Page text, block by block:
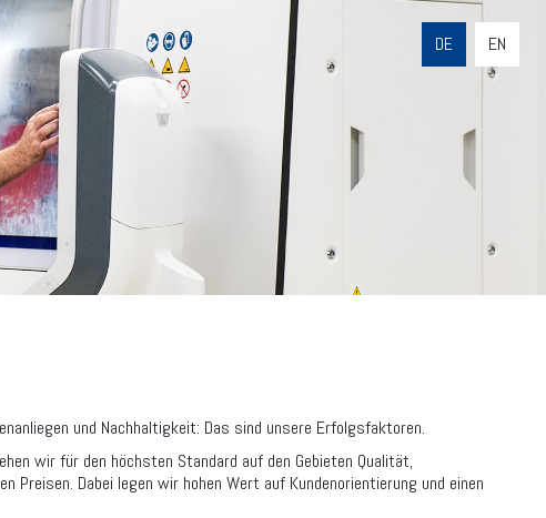
DE EN
und Nachhaltigkeit: Das sind unsere Erfolgsfaktoren.
wir für den höchsten Standard auf den Gebieten Qualität,
Dabei legen wir hohen Wert auf Kundenorientierung und einen